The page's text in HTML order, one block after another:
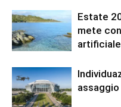
Estate
mete
artificiale